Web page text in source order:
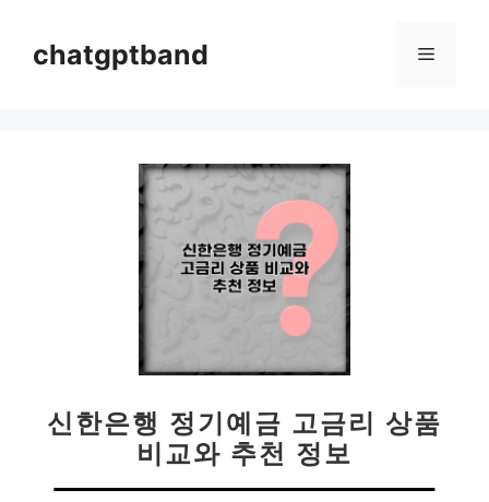
chatgptband 메
신한은행 정기예금 고금리 상품
비교와 추천 정보